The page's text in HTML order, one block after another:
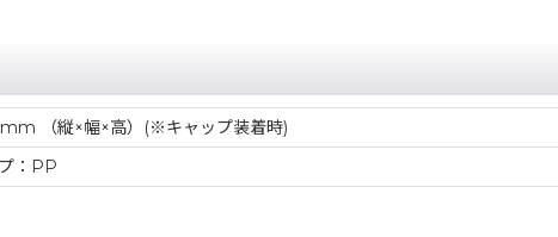
（縦×幅×高）(※キャップ装着時)
：PP